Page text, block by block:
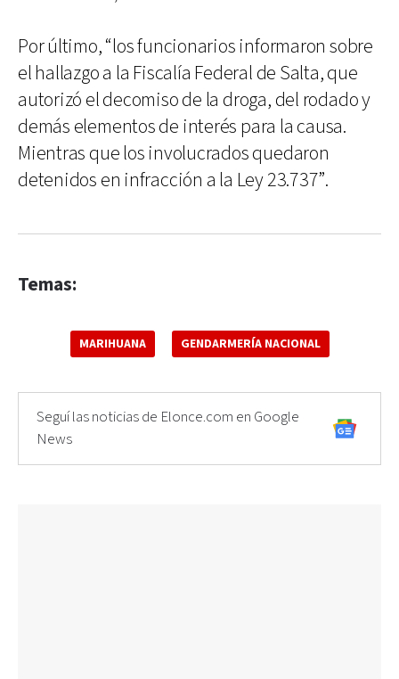
Por último, “los funcionarios informaron sobre
el hallazgo a la Fiscalía Federal de Salta, que
autorizó el decomiso de la droga, del rodado y
demás elementos de interés para la causa.
Mientras que los involucrados quedaron
detenidos en infracción a la Ley 23.737”.
Temas:
MARIHUANA GENDARMERÍA NACIONAL
Seguí las noticias de Elonce.com en Google
News